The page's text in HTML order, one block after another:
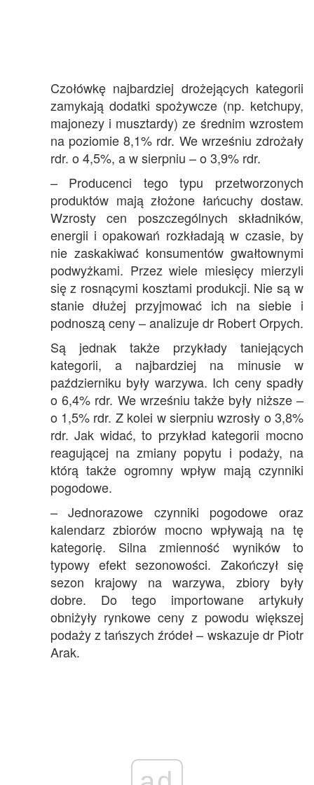
Czołówkę najbardziej drożejących kategorii
zamykają dodatki spożywcze (np. ketchupy,
majonezy i musztardy) ze średnim wzrostem
na poziomie 8,1% rdr. We wrześniu zdrożały
rdr. o 4,5%, a w sierpniu – o 3,9% rdr.
– Producenci tego typu przetworzonych
produktów mają złożone łańcuchy dostaw.
Wzrosty cen poszczególnych składników,
energii i opakowań rozkładają w czasie, by
nie zaskakiwać konsumentów gwałtownymi
podwyżkami. Przez wiele miesięcy mierzyli
się z rosnącymi kosztami produkcji. Nie są w
stanie dłużej przyjmować ich na siebie i
podnoszą ceny – analizuje dr Robert Orpych.
Są jednak także przykłady taniejących
kategorii, a najbardziej na minusie w
październiku były warzywa. Ich ceny spadły
o 6,4% rdr. We wrześniu także były niższe –
o 1,5% rdr. Z kolei w sierpniu wzrosły o 3,8%
rdr. Jak widać, to przykład kategorii mocno
reagującej na zmiany popytu i podaży, na
którą także ogromny wpływ mają czynniki
pogodowe.
– Jednorazowe czynniki pogodowe oraz
kalendarz zbiorów mocno wpływają na tę
kategorię. Silna zmienność wyników to
typowy efekt sezonowości. Zakończył się
sezon krajowy na warzywa, zbiory były
dobre. Do tego importowane artykuły
obniżyły rynkowe ceny z powodu większej
podaży z tańszych źródeł – wskazuje dr Piotr
Arak.